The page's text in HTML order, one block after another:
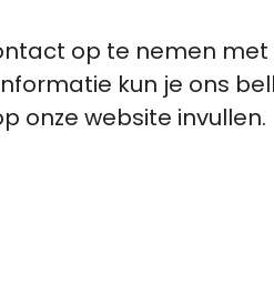
op te nemen
kun je ons
onze website invullen.